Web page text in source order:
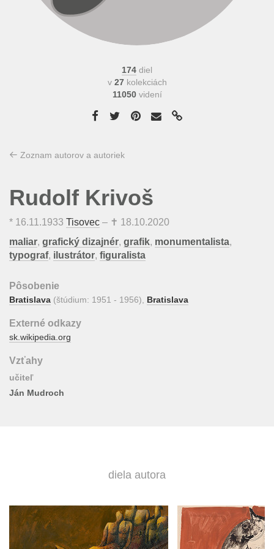
174 diel
v 27kolekciách
11050videní
Zoznam autorov a autoriek
Rudolf Krivoš
* 16.11.1933 Tisovec – ✝ 18.10.2020
maliar, grafický dizajnér, grafik, monumentalista,
typograf, ilustrátor, figuralista
Pôsobenie
Bratislava (štúdium: 1951 - 1956), Bratislava
Externé odkazy
sk.wikipedia.org
Vzťahy
učiteľ
Ján Mudroch
diela autora